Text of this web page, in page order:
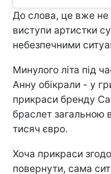
До слова, це вже
виступи артистки
небезпечними
Минулого літа під
Анну обікрали - у
прикраси бренду
браслет загальною
тисяч євро.
Хоча прикраси
повернути, сама